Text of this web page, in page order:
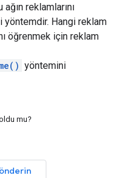
reklamlarını
yöntemdir. Hangi reklam
öğrenmek için reklam
yöntemini
mu?